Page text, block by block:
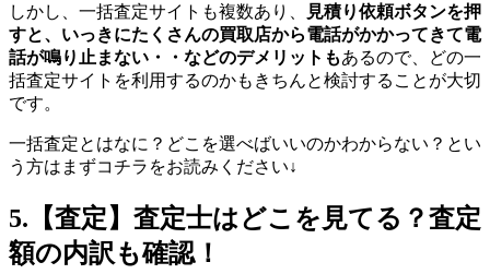
しかし、一括査定サイトも複数あり、
見積り依頼ボタンを押
すと、いっきにたくさんの買取店から電話がかかってきて電
話が鳴り止まない・・などのデメリットもあるので、どの一
括査定サイトを利用するのかもきちんと検討することが大切
です。
一括査定とはなに？どこを選べばいいのかわからない？とい
う方はまずコチラをお読みください↓
5.【査定】査定士はどこを見てる？査定
額の内訳も確認！